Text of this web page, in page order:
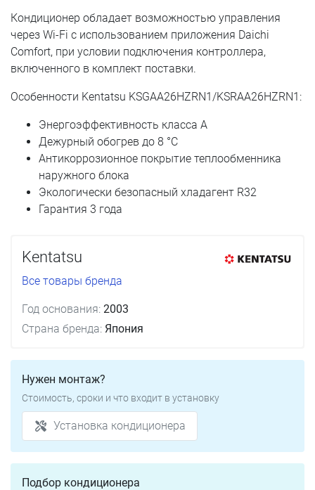
Кондиционер обладает возможностью управления
через Wi-Fi с использованием приложения Daichi
Comfort, при условии подключения контроллера,
включенного в комплект поставки.
Особенности Kentatsu KSGAA26HZRN1/KSRAA26HZRN1:
Энергоэффективность класса А
Дежурный обогрев до 8 °С
Антикоррозионное покрытие теплообменника
наружного блока
Экологически безопасный хладагент R32
Гарантия 3 года
Kentatsu
Все товары бренда
Год основания: 2003
Страна бренда: Япония
Нужен монтаж?
Стоимость, сроки и что входит в установку
Установка кондиционера
Подбор кондиционера